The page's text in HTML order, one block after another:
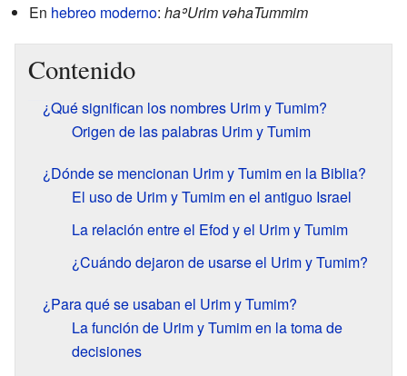
En hebreo moderno: haʾUrim vəhaTummim
Contenido
¿Qué significan los nombres Urim y Tumim?
Origen de las palabras Urim y Tumim
¿Dónde se mencionan Urim y Tumim en la Biblia?
El uso de Urim y Tumim en el antiguo Israel
La relación entre el Efod y el Urim y Tumim
¿Cuándo dejaron de usarse el Urim y Tumim?
¿Para qué se usaban el Urim y Tumim?
La función de Urim y Tumim en la toma de
decisiones